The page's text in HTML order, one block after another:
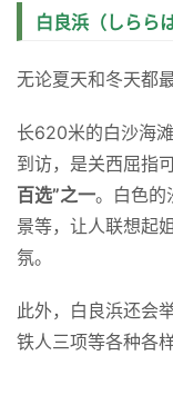
白良浜（しらら
无论夏天和冬天都
到访，是关西屈指
百选”之一。白色的